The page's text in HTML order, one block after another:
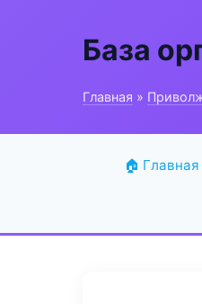
База
Главная »
🏠 Главная